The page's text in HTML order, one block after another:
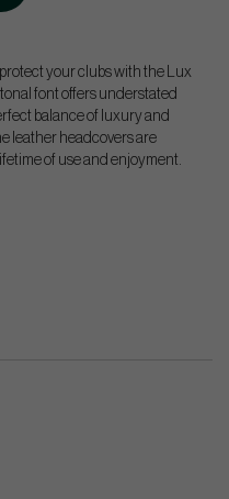
your clubs with the Lux
font offers understated
balance of luxury and
leather headcovers are
of use and enjoyment.